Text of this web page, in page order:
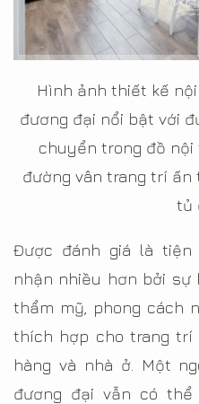
Hình ảnh thiết kế
đương đại nổi bật với
chuyển trong đồ
đường vân trang trí ấn
tủ
Được đánh giá là
nhận nhiều hơn bởi
thẩm mỹ, phong cách
thích hợp cho trang trí
hàng và nhà ở. Một
đương đại vẫn có